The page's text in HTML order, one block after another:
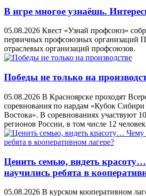
В игре многое узнаёшь.
05.08.2026 Квест «Узнай профсоюз»
первичных профсоюзных организаций
отраслевых организаций профсоюзов.
Победы не только на
05.08.2026 В Красноярске проходят
соревнования по нардам «Кубок
Востока». В соревнованиях участвуют
регионов России, в том числе 12
Ценить семью, видеть
научились ребята в
05.08.2026 В курском кооперативном